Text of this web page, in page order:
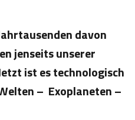
davon
jenseits unserer
ist es technologisch
– Exoplaneten –